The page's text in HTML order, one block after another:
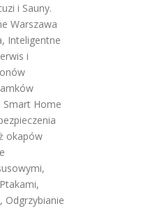
i Sauny.
Warszawa
Inteligentne
i
Smart Home
okapów
,
,
, Odgrzybianie